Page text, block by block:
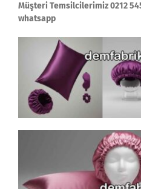
Müşteri Temsilcilerimiz 0212
whatsapp